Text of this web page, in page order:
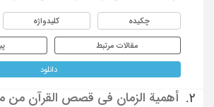
چکیده کلیدواژه
مقالات مرتبط
دانلود
2.
أهمیة الزمان فی قصص القرآن من